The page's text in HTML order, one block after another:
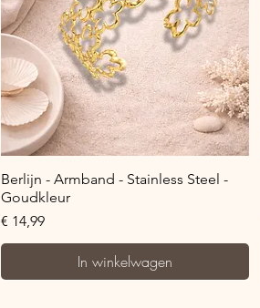
Snel overzicht
Berlijn - Armband - Stainless Steel -
Goudkleur
Prijs
€ 14,99
In winkelwagen